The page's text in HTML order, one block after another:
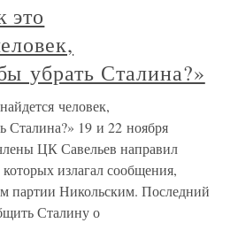
это
убрать Сталина?»
человек,
Сталина?» 19 и 22 ноября
ЦК Савельев направил
излагал сообщения,
партии Никольским. Последний
Сталину о